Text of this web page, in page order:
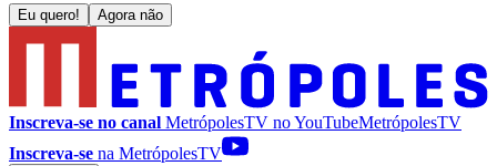
Eu quero! Agora não
Inscreva-se no canal MetrópolesTV noYouTubeMetrópolesTV
Inscreva-se na MetrópolesTV